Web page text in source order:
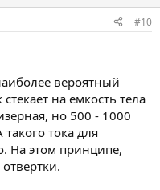
#10
вероятный
на емкость тела
но 500 - 1000
тока для
На этом принципе,